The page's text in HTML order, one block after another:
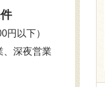
円以下）
、深夜営業